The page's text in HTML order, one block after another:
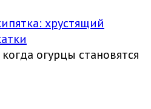
хрустящий
огурцы становятся